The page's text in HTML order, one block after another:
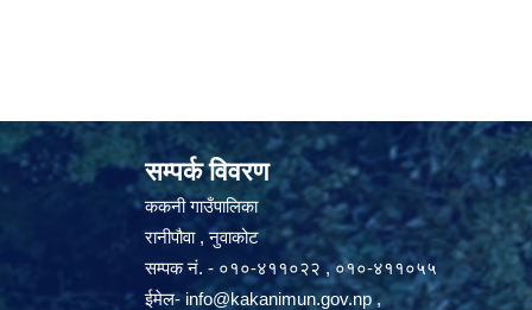
सम्पर्क विवरण
ककनी गाउँपालिका
रानीपौवा , नुवाकोट
सम्पक नं. - ०१०-४११०२२ , ०१०-४११०५५
ईमेल- info@kakanimun.gov.np,